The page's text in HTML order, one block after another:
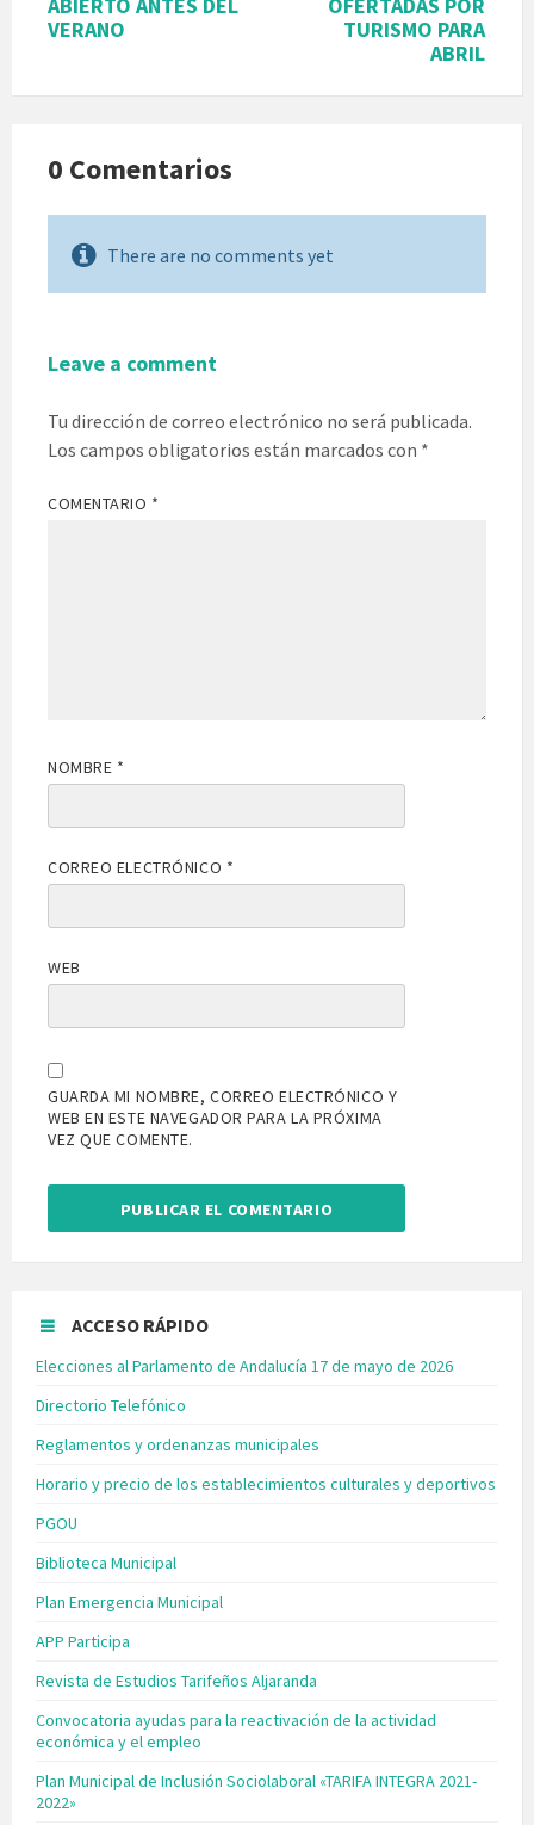
ABIERTO ANTES DEL
VERANO
OFERTADAS POR
TURISMO PARA
ABRIL
0 Comentarios
There are no comments yet
Leave a comment
Tu dirección de correo electrónico no será publicada.
Los campos obligatorios están marcados con *
COMENTARIO *
NOMBRE *
CORREO ELECTRÓNICO *
WEB
GUARDA MI NOMBRE, CORREO ELECTRÓNICO Y
WEB EN ESTE NAVEGADOR PARA LA PRÓXIMA
VEZ QUE COMENTE.
ACCESO RÁPIDO
Elecciones al Parlamento de Andalucía 17 de mayo de 2026
Directorio Telefónico
Reglamentos y ordenanzas municipales
Horario y precio de los establecimientos culturales y deportivos
PGOU
Biblioteca Municipal
Plan Emergencia Municipal
APP Participa
Revista de Estudios Tarifeños Aljaranda
Convocatoria ayudas para la reactivación de la actividad
económica y el empleo
Plan Municipal de Inclusión Sociolaboral «TARIFA INTEGRA 2021-
2022»